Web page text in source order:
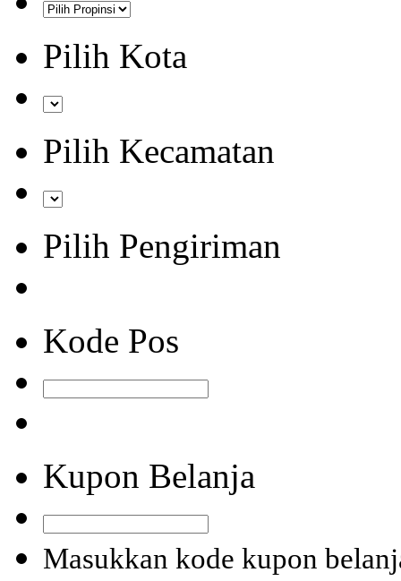
Pilih Kota
Pilih Kecamatan
Pilih Pengiriman
Kode Pos
Kupon Belanja
Masukkan kode kupon